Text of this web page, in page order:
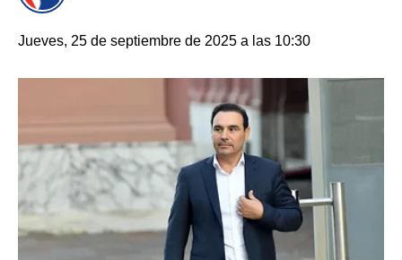
Jueves, 25 de septiembre de 2025 a las 10:30